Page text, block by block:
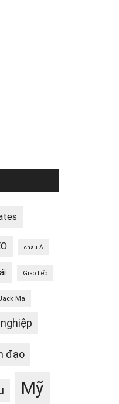
châu Á
Giao tiếp
Ma
đạo
Mỹ